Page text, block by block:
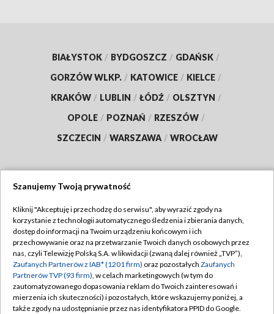
BIAŁYSTOK / BYDGOSZCZ / GDAŃSK /
GORZÓW WLKP. / KATOWICE / KIELCE /
KRAKÓW / LUBLIN / ŁÓDŹ / OLSZTYN /
OPOLE / POZNAŃ / RZESZÓW /
SZCZECIN / WARSZAWA / WROCŁAW
TVP
Abonament TVP
Emisja w TVP
Centrum informacji TVP
Naziemna Telewizja Cyfrowa
Regulamin TVP
Polityka prywatności
Moje zgody
Pomoc
Szanujemy Twoją prywatność
Kliknij "Akceptuję i przechodzę do serwisu", aby wyrazić zgody na
korzystanie z technologii automatycznego śledzenia i zbierania danych,
dostęp do informacji na Twoim urządzeniu końcowym i ich
przechowywanie oraz na przetwarzanie Twoich danych osobowych przez
nas, czyli Telewizję Polską S.A. w likwidacji (zwaną dalej również „TVP”),
Zaufanych Partnerów z IAB* (1201 firm) oraz pozostałych Zaufanych
Partnerów TVP (93 firm), w celach marketingowych (w tym do
zautomatyzowanego dopasowania reklam do Twoich zainteresowań i
mierzenia ich skuteczności) i pozostałych, które wskazujemy poniżej, a
także zgody na udostępnianie przez nas identyfikatora PPID do Google.